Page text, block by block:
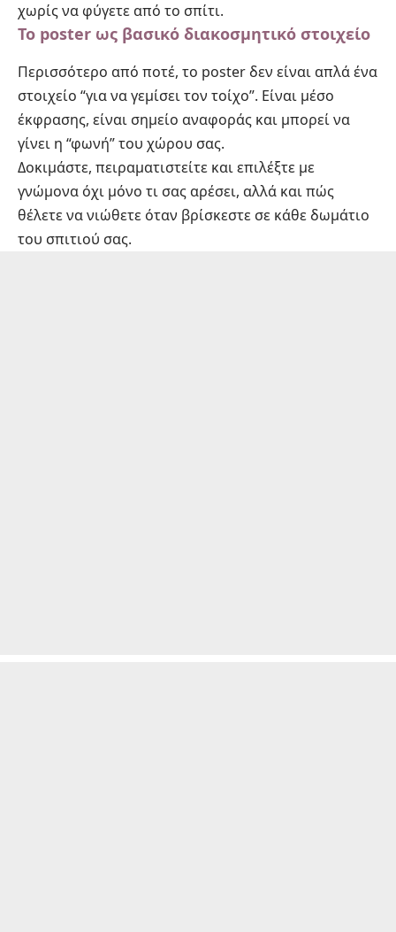
χωρίς να φύγετε από το σπίτι.
Το poster ως βασικό διακοσμητικό στοιχείο
Περισσότερο από ποτέ, το poster δεν είναι απλά ένα
στοιχείο “για να γεμίσει τον τοίχο”. Είναι μέσο
έκφρασης, είναι σημείο αναφοράς και μπορεί να
γίνει η “φωνή” του χώρου σας.
Δοκιμάστε, πειραματιστείτε και επιλέξτε με
γνώμονα όχι μόνο τι σας αρέσει, αλλά και πώς
θέλετε να νιώθετε όταν βρίσκεστε σε κάθε δωμάτιο
του σπιτιού σας.